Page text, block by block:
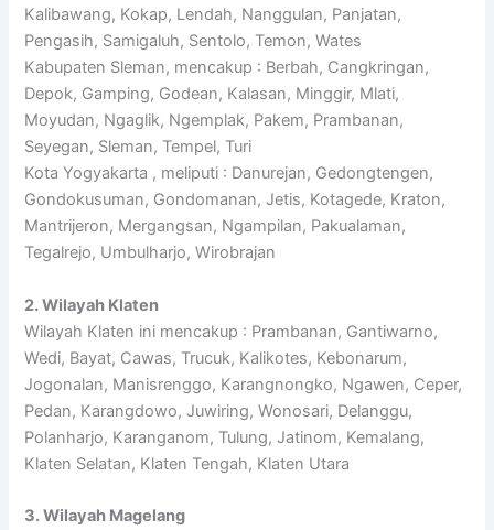
Kalibawang, Kokap, Lendah, Nanggulan, Panjatan,
Pengasih, Samigaluh, Sentolo, Temon, Wates
Kabupaten Sleman, mencakup : Berbah, Cangkringan,
Depok, Gamping, Godean, Kalasan, Minggir, Mlati,
Moyudan, Ngaglik, Ngemplak, Pakem, Prambanan,
Seyegan, Sleman, Tempel, Turi
Kota Yogyakarta , meliputi : Danurejan, Gedongtengen,
Gondokusuman, Gondomanan, Jetis, Kotagede, Kraton,
Mantrijeron, Mergangsan, Ngampilan, Pakualaman,
Tegalrejo, Umbulharjo, Wirobrajan
2. Wilayah Klaten
Wilayah Klaten ini mencakup : Prambanan, Gantiwarno,
Wedi, Bayat, Cawas, Trucuk, Kalikotes, Kebonarum,
Jogonalan, Manisrenggo, Karangnongko, Ngawen, Ceper,
Pedan, Karangdowo, Juwiring, Wonosari, Delanggu,
Polanharjo, Karanganom, Tulung, Jatinom, Kemalang,
Klaten Selatan, Klaten Tengah, Klaten Utara
3. Wilayah Magelang